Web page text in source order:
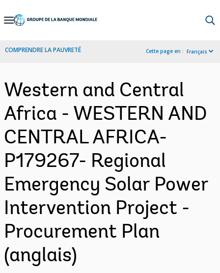
Skip
Navigation
COMPRENDRE LA PAUVRETÉ Cette page en : Français
Western and Central
Africa - WESTERN AND
CENTRAL AFRICA-
P179267- Regional
Emergency Solar Power
Intervention Project -
Procurement Plan
(anglais)